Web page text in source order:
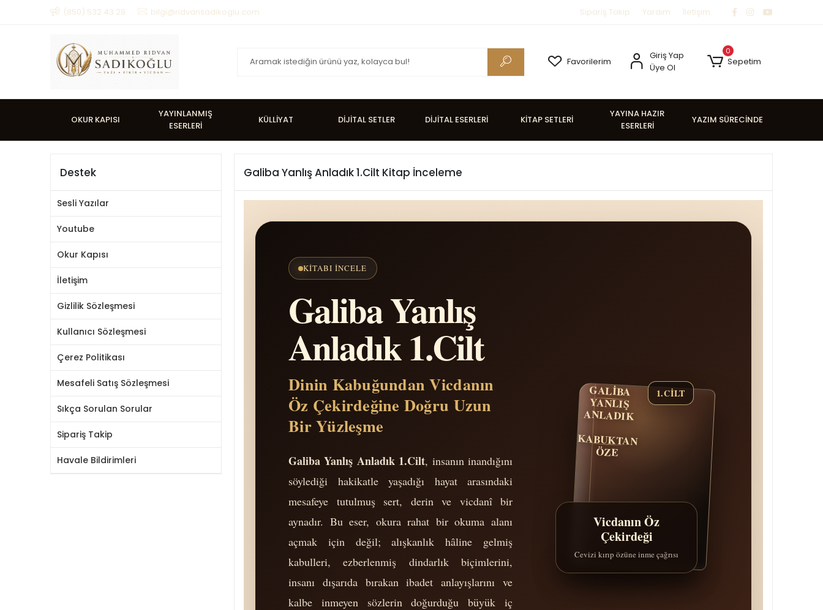
(850) 532 43 29 bilgi@ridvansadikoglu.com Sipariş Takip Yardım İletişim
Favorilerim
Giriş Yap
Üye Ol
0
Sepetim
OKUR KAPISI
YAYINLANMIŞ
ESERLERİ
KÜLLİYAT DİJİTAL SETLER DİJİTAL ESERLERİ KİTAP SETLERİ
YAYINA HAZIR
ESERLERİ
YAZIM SÜRECİNDE
Destek
Sesli Yazılar
Youtube
Okur Kapısı
İletişim
Gizlilik Sözleşmesi
Kullanıcı Sözleşmesi
Çerez Politikası
Mesafeli Satış Sözleşmesi
Sıkça Sorulan Sorular
Sipariş Takip
Havale Bildirimleri
Galiba Yanlış Anladık 1.Cilt Kitap İnceleme
KITABI İNCELE
Galiba Yanlış
Anladık 1.Cilt
Dinin Kabuğundan Vicdanın
Öz Çekirdeğine Doğru Uzun
Bir Yüzleşme
Galiba Yanlış Anladık 1.Cilt, insanın inandığını
söylediği hakikatle yaşadığı hayat arasındaki
mesafeye tutulmuş sert, derin ve vicdanî bir
aynadır. Bu eser, okura rahat bir okuma alanı
açmak için değil; alışkanlık hâline gelmiş
kabulleri, ezberlenmiş dindarlık biçimlerini,
insanı dışarıda bırakan ibadet anlayışlarını ve
kalbe inmeyen sözlerin doğurduğu büyük iç
1.CİLT
GALİBA
YANLIŞ
ANLADIK
KABUKTAN
ÖZE
Vicdanın Öz
Çekirdeği
Cevizi kırıp özüne inme çağrısı